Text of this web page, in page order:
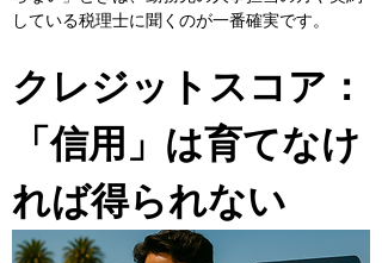
している税理士に聞くのが一番確実です。
クレジットスコア：
「信用」は育てなけ
れば得られない